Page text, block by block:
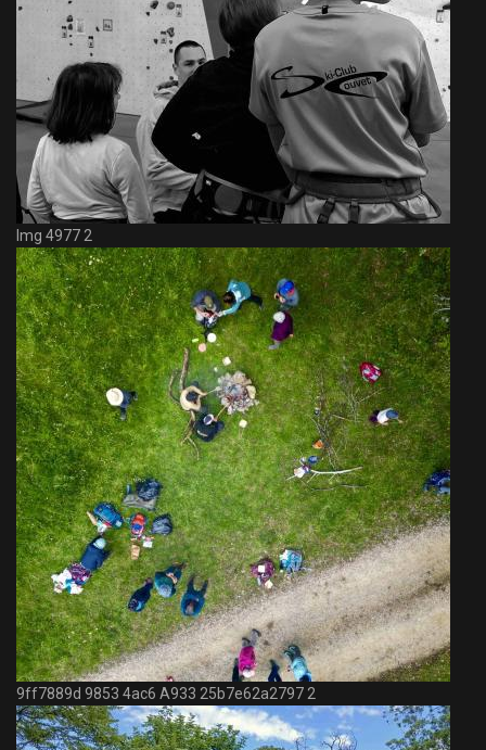
Img 4977 2
9ff7889d 9853 4ac6 A933 25b7e62a2797 2